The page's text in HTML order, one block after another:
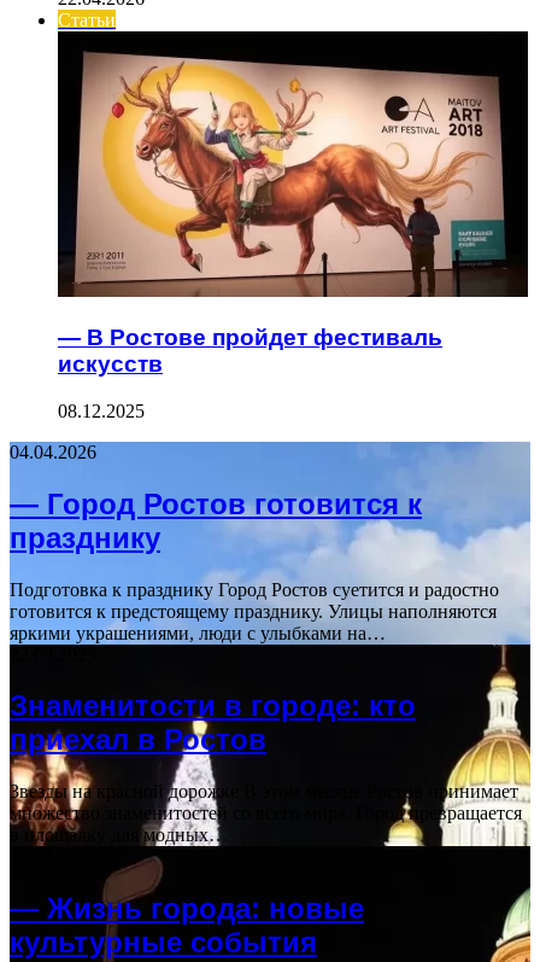
Статьи
— В Ростове пройдет фестиваль
искусств
08.12.2025
04.04.2026
— Город Ростов готовится к
празднику
Подготовка к празднику Город Ростов суетится и радостно
готовится к предстоящему празднику. Улицы наполняются
яркими украшениями, люди с улыбками на…
Знаменитости в городе: кто
приехал в Ростов
Звезды на красной дорожке В этом месяце Ростов принимает
множество знаменитостей со всего мира. Город превращается
в площадку для модных…
— Жизнь города: новые
культурные события